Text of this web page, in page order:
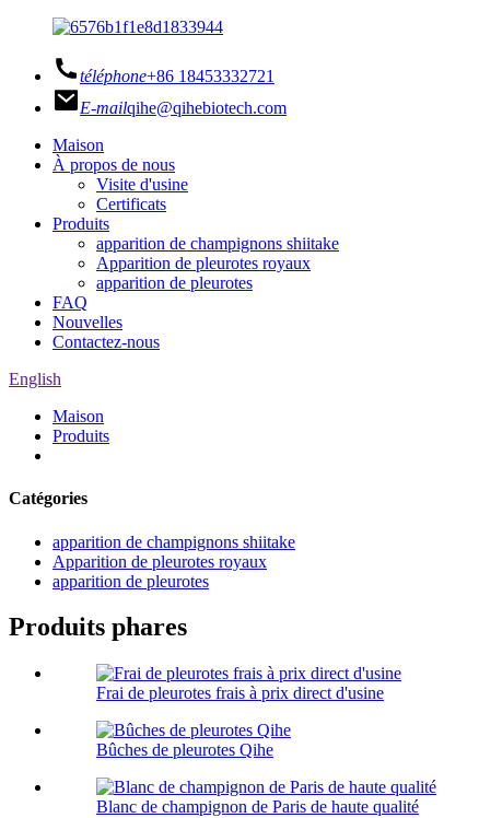
téléphone+86 18453332721
E-mailqihe@qihebiotech.com
Maison
À propos de nous
Visite d'usine
Certificats
Produits
apparition de champignons shiitake
Apparition de pleurotes royaux
apparition de pleurotes
FAQ
Nouvelles
Contactez-nous
English
Maison
Produits
Catégories
apparition de champignons shiitake
Apparition de pleurotes royaux
apparition de pleurotes
Produits phares
Frai de pleurotes frais à prix direct d'usine
Bûches de pleurotes Qihe
Blanc de champignon de Paris de haute qualité